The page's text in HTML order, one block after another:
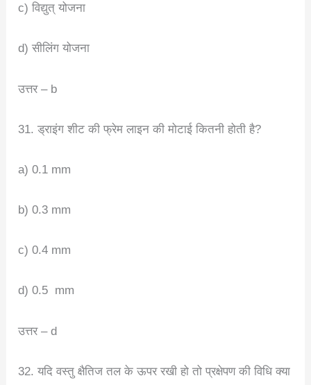
c) विद्युत् योजना
d) सीलिंग योजना
उत्तर – b
31. ड्राइंग शीट की फ्रेम लाइन की मोटाई कितनी होती है?
a) 0.1 mm
b) 0.3 mm
c) 0.4 mm
d) 0.5 mm
उत्तर – d
32. यदि वस्तु क्षैतिज तल के ऊपर रखी हो तो प्रक्षेपण की विधि क्या